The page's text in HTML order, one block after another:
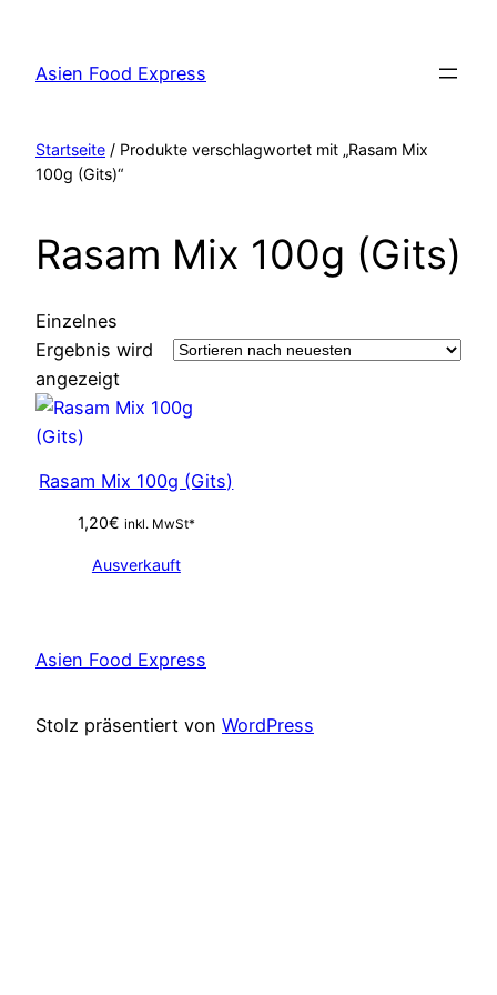
springen
Asien Food Express
Startseite / Produkte verschlagwortet mit „Rasam Mix
100g (Gits)“
Rasam Mix 100g (Gits)
Einzelnes
Ergebnis wird
angezeigt
Rasam Mix 100g (Gits)
1,20€ inkl. MwSt*
Ausverkauft
Asien Food Express
Stolz präsentiert von WordPress